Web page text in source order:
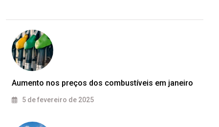
Aumento nos preços dos combustíveis em janeiro
5 de fevereiro de 2025